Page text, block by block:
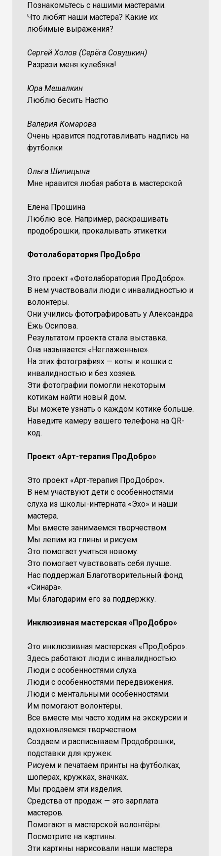
Познакомьтесь с нашими мастерами.
Что любят наши мастера? Какие их
любимые выражения?
Сергей Холов (Серёга Совушкин)
Разрази меня кулебяка!
Юра Мешалкин
Люблю бесить Настю
Валерия Комарова
Очень нравится подготавливать надпись на
футболки
Ольга Шипицына
Мне нравится любая работа в мастерской
Елена Прошина
Люблю всё. Например, раскрашивать
продоброшки, прокалывать этикетки
Фотолаборатория ПроДобро
Это проект «Фотолаборатория ПроДобро».
В нем участвовали люди с инвалидностью и
волонтёры.
Они учились фотографировать у Александра
Ёжь Осипова.
Результатом проекта стала выставка.
Она называется «Неглаженные».
На этих фотографиях — коты и кошки с
инвалидностью и без хозяев.
Эти фотографии помогли некоторым
котикам найти новый дом.
Вы можете узнать о каждом котике больше.
Наведите камеру вашего телефона на QR-
код.
Проект «Арт-терапия ПроДобро»
Это проект «Арт-терапия ПроДобро».
В нем участвуют дети с особенностями
слуха из школы-интерната «Эхо» и наши
мастера.
Мы вместе занимаемся творчеством.
Мы лепим из глины и рисуем.
Это помогает учиться новому.
Это помогает чувствовать себя лучше.
Нас поддержал Благотворительный фонд
«Синара».
Мы благодарим его за поддержку.
Инклюзивная мастерская «ПроДобро»
Это инклюзивная мастерская «ПроДобро».
Здесь работают люди с инвалидностью.
Люди с особенностями слуха.
Люди с особенностями передвижения.
Люди с ментальными особенностями.
Им помогают волонтёры.
Все вместе мы часто ходим на экскурсии и
вдохновляемся творчеством.
Создаем и расписываем Продоброшки,
подставки для кружек.
Рисуем и печатаем принты на футболках,
шоперах, кружках, значках.
Мы продаём эти изделия.
Средства от продаж — это зарплата
мастеров.
Помогают в мастерской волонтёры.
Посмотрите на картины.
Эти картины нарисовали наши мастера.